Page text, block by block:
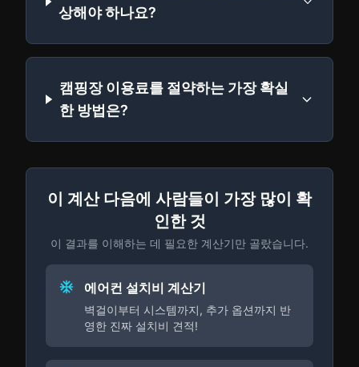
상해야 하나요?
캠핑장 이용료를 절약하는 가장 확실
한 방법은?
이 계산 다음에 사람들이 가장 많이 확
인한 것
이 결과를 이해하는 데 필요한 계산기만 골랐습니다.
에어컨 설치비 계산기
벽걸이부터 시스템까지, 추가 옵션까지 반
영한 진짜 설치비 견적!